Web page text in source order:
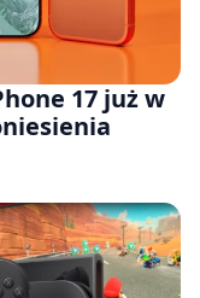
17 już w